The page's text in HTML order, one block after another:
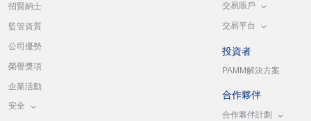
招賢納士
監管資質
公司優勢
榮譽獎項
企業活動
安全
交易賬戶
交易平台
投資者
PAMM解決方案
合作夥伴
合作夥伴計劃